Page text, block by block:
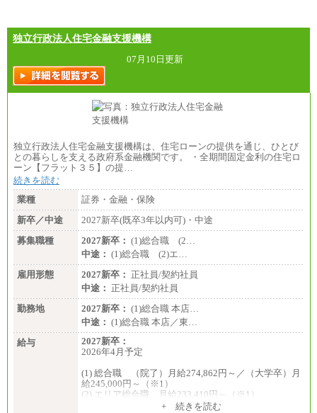
高専・短大： 月給285,700円～
＜一般職＞
大学(学部・院)・高専（専攻科）： 月給253,100
円～
高専・短大： 月給248,100円～
※試用期間中の条件変更：無
独立行政法人住宅金融支援機構
07月10日更新
独立行政法人住宅金融支援機構は、住宅ローンの提供を通じ、ひとび
との暮らしを支える政府系金融機関です。 ・全期間固定金利の住宅ロ
ーン【フラット３５】の提…
続きを読む
業種
証券・金融・保険
新卒／中途
2027新卒(既卒3年以内可)・中途
募集職種
2027新卒： (1)総合職 (2…
中途： (1)総合職 (2)エ…
雇用形態
2027新卒： 正社員/契約社員
中途： 正社員/契約社員
勤務地
2027新卒： (1)総合職 本店…
中途： (1)総合職 本店／東…
給与
2027新卒：
2026年4月予定
(1) 総合職 （院了）月給274,862円～／（大学卒）月
給245,000円～（※1）
(2) エリア総合職 月給233,410円～（※1）
(3) アシスタントスタッフ 日給9,800円～12,500円
+ 続きを読む